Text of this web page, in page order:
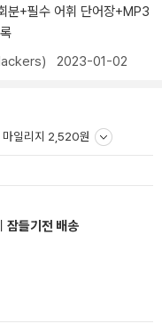
분+필수 어휘 단어장+MP3
2023-01-02
마일리지 2,520원
잠들기전 배송